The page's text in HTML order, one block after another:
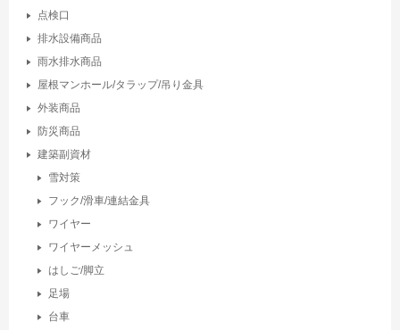
点検口
排水設備商品
雨水排水商品
屋根マンホール/タラップ/吊り金具
外装商品
防災商品
建築副資材
雪対策
フック/滑車/連結金具
ワイヤー
ワイヤーメッシュ
はしご/脚立
足場
台車